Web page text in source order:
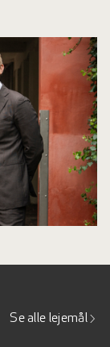
Se alle lejemål